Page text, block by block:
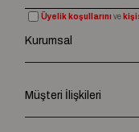
Üyelik koşullarını ve
Kurumsal
Müşteri İlişkileri